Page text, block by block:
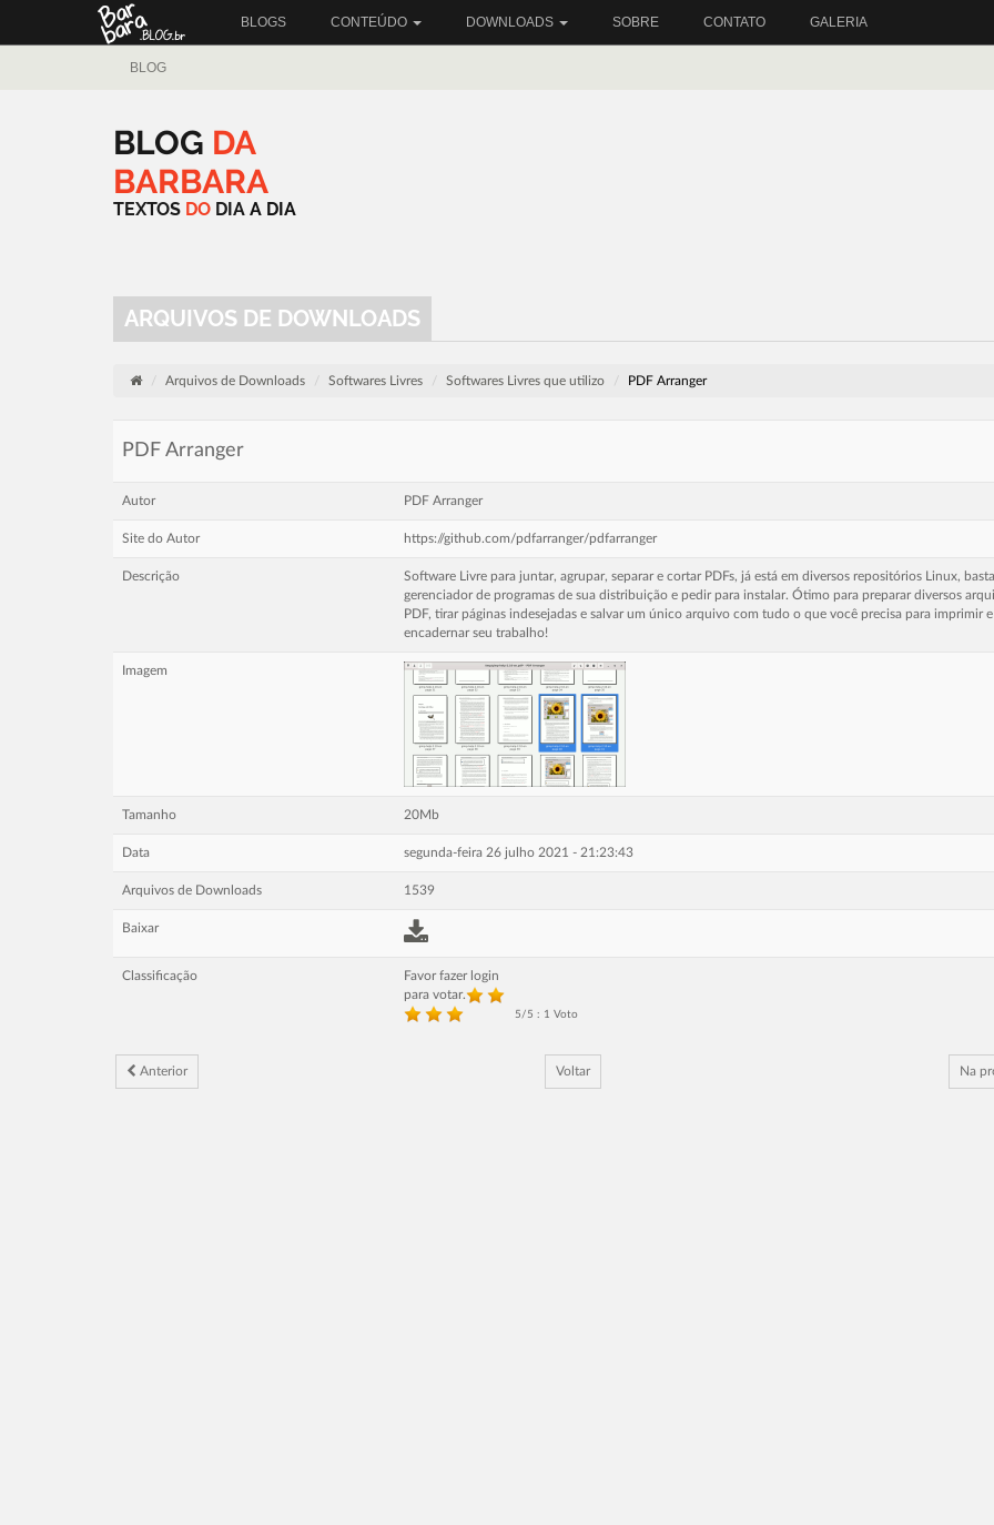
BLOGS CONTEÚDO DOWNLOADS SOBRE CONTATO GALERIA
BLOG
BLOG DA
BARBARA
TEXTOS DO DIA A DIA
ARQUIVOS DE DOWNLOADS
Arquivos de Downloads Softwares Livres Softwares Livres que utilizo PDF Arranger
PDF Arranger
Autor PDF Arranger
Site do Autor https://github.com/pdfarranger/pdfarranger
Descrição
Software Livre para juntar, agrupar, separar e cortar PDFs, já está em diversos repositórios Linux,
gerenciador de programas de sua distribuição e pedir para instalar. Ótimo para preparar diversos
PDF, tirar páginas indesejadas e salvar um único arquivo com tudo o que você precisa para imprimir e
encadernar seu trabalho!
Imagem
Tamanho 20Mb
Data segunda-feira 26 julho 2021 - 21:23:43
Arquivos de Downloads 1539
Baixar
Classificação
Favor fazer login
para votar.
5/5 : 1 Voto
Anterior Voltar Na